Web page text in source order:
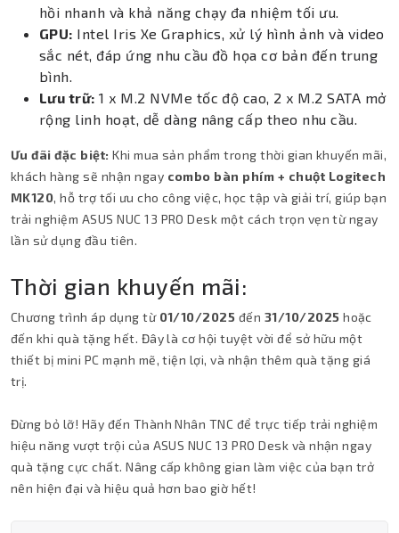
hồi nhanh và khả năng chạy đa nhiệm tối ưu.
GPU: Intel Iris Xe Graphics, xử lý hình ảnh và video
sắc nét, đáp ứng nhu cầu đồ họa cơ bản đến trung
bình.
Lưu trữ: 1 x M.2 NVMe tốc độ cao, 2 x M.2 SATA mở
rộng linh hoạt, dễ dàng nâng cấp theo nhu cầu.
Ưu đãi đặc biệt: Khi mua sản phẩm trong thời gian khuyến mãi,
khách hàng sẽ nhận ngay combo bàn phím + chuột Logitech
MK120, hỗ trợ tối ưu cho công việc, học tập và giải trí, giúp bạn
trải nghiệm ASUS NUC 13 PRO Desk một cách trọn vẹn từ ngay
lần sử dụng đầu tiên.
Thời gian khuyến mãi:
Chương trình áp dụng từ 01/10/2025 đến 31/10/2025 hoặc
đến khi quà tặng hết. Đây là cơ hội tuyệt vời để sở hữu một
thiết bị mini PC mạnh mẽ, tiện lợi, và nhận thêm quà tặng giá
trị.
Đừng bỏ lỡ! Hãy đến Thành Nhân TNC để trực tiếp trải nghiệm
hiệu năng vượt trội của ASUS NUC 13 PRO Desk và nhận ngay
quà tặng cực chất. Nâng cấp không gian làm việc của bạn trở
nên hiện đại và hiệu quả hơn bao giờ hết!